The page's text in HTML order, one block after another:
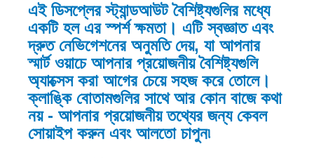
এই ডিসপ্লের স্ট্যান্ডআউট বৈশিষ্ট্যগুলির মধ্যে
একটি হল এর স্পর্শ ক্ষমতা। এটি স্বজ্ঞাত এবং
দ্রুত নেভিগেশনের অনুমতি দেয়, যা আপনার
স্মার্ট ওয়াচে আপনার প্রয়োজনীয় বৈশিষ্ট্যগুলি
অ্যাক্সেস করা আগের চেয়ে সহজ করে তোলে।
ক্লাঙ্কি বোতামগুলির সাথে আর কোন বাজে কথা
নয় - আপনার প্রয়োজনীয় তথ্যের জন্য কেবল
সোয়াইপ করুন এবং আলতো চাপুন৷